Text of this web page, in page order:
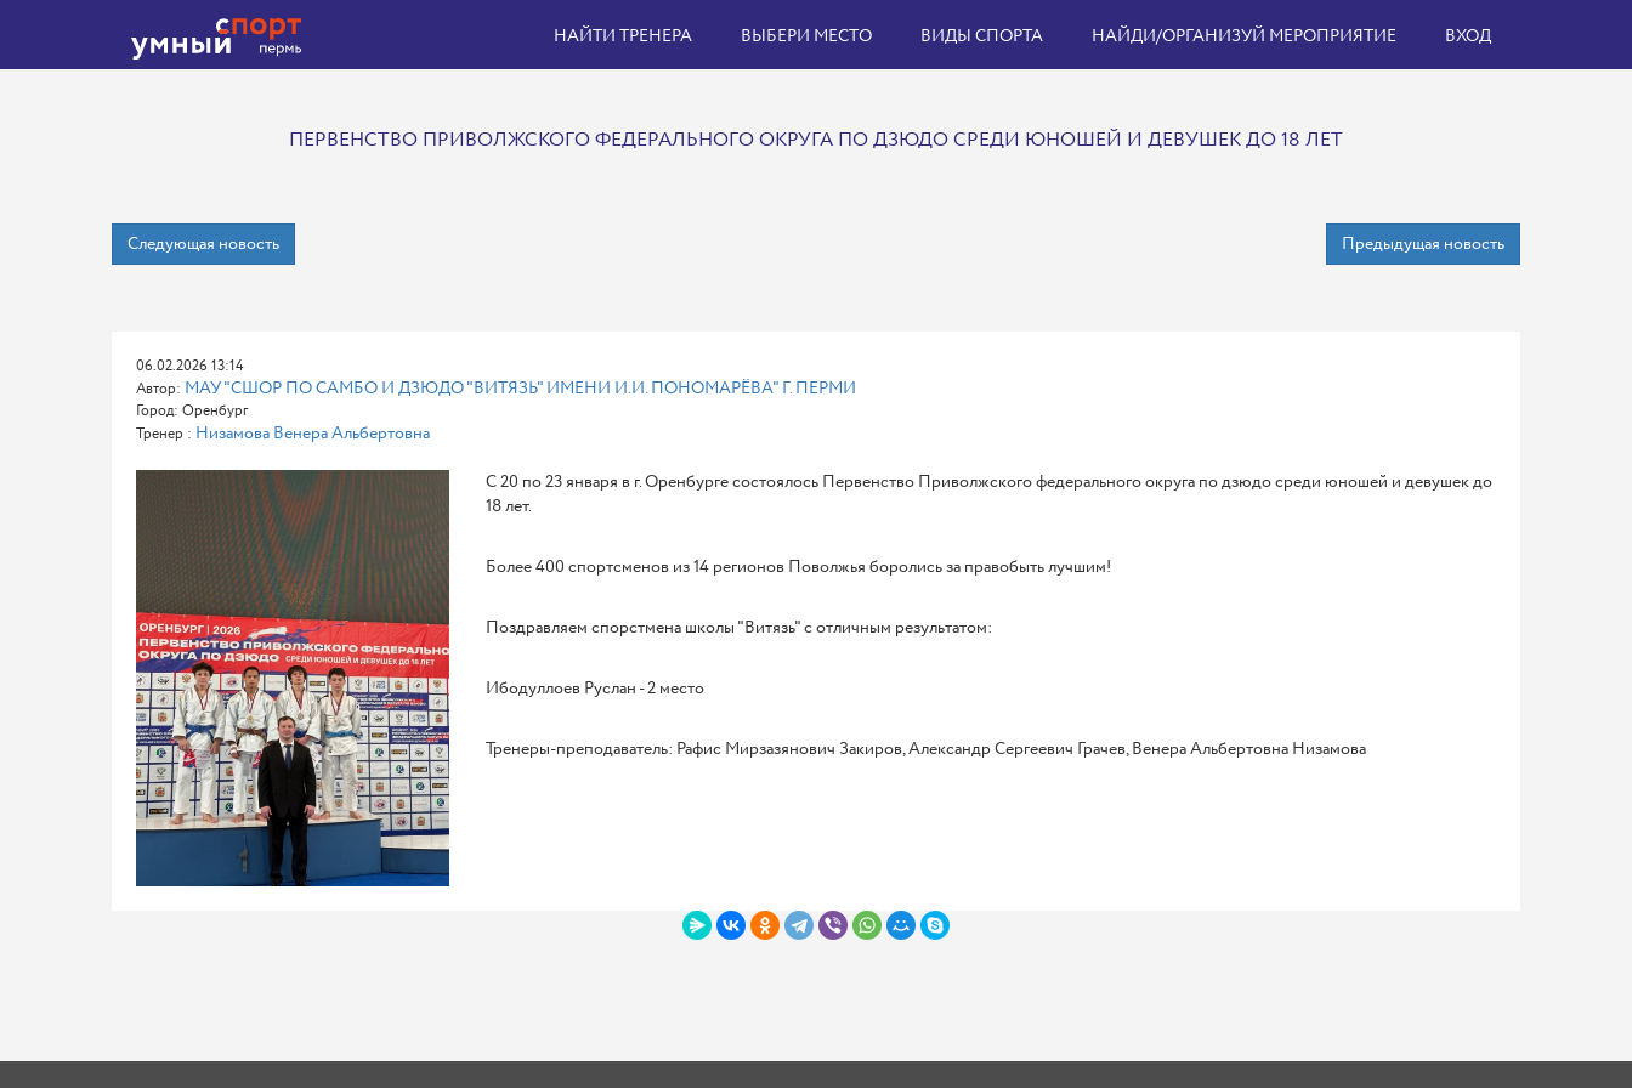
НАЙТИ ТРЕНЕРА ВЫБЕРИ МЕСТО ВИДЫ СПОРТА НАЙДИ/ОРГАНИЗУЙ МЕРОПРИЯТИЕ ВХОД
ПЕРВЕНСТВО ПРИВОЛЖСКОГО ФЕДЕРАЛЬНОГО ОКРУГА ПО ДЗЮДО СРЕДИ ЮНОШЕЙ И ДЕВУШЕК ДО 18 ЛЕТ
Следующая новость Предыдущая новость
06.02.2026 13:14
Автор: МАУ "СШОР ПО САМБО И ДЗЮДО "ВИТЯЗЬ" ИМЕНИ И.И. ПОНОМАРЁВА" Г. ПЕРМИ
Город: Оренбург
Тренер : Низамова Венера Альбертовна
С 20 по 23 января в г. Оренбурге состоялось Первенство Приволжского федерального округа по дзюдо среди юношей и девушек до
18 лет.
Более 400 спортсменов из 14 регионов Поволжья боролись за правобыть лучшим!
Поздравляем спорстмена школы "Витязь" с отличным результатом:
Ибодуллоев Руслан - 2 место
Тренеры-преподаватель: Рафис Мирзазянович Закиров, Александр Сергеевич Грачев, Венера Альбертовна Низамова